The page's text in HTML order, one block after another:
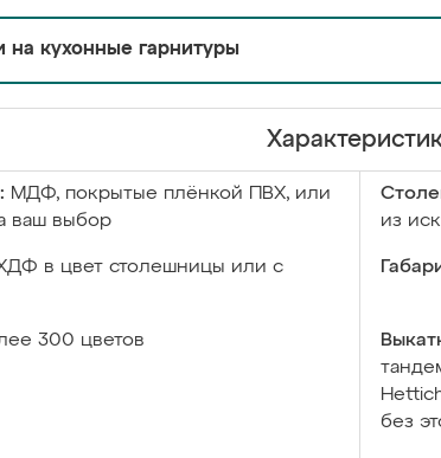
на кухонные гарнитуры
МДФ, покрытые плёнкой ПВХ, или
ваш выбор
из
в цвет столешницы или с
300 цветов
без